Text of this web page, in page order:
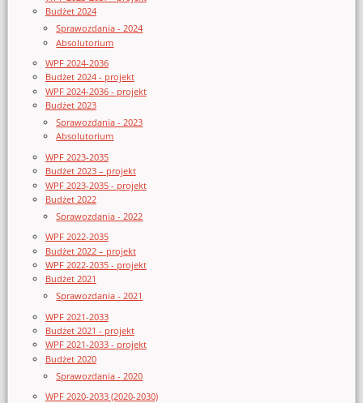
Budżet 2024
Sprawozdania - 2024
Absolutorium
WPF 2024-2036
Budżet 2024 - projekt
WPF 2024-2036 - projekt
Budżet 2023
Sprawozdania - 2023
Absolutorium
WPF 2023-2035
Budżet 2023 – projekt
WPF 2023-2035 - projekt
Budżet 2022
Sprawozdania - 2022
WPF 2022-2035
Budżet 2022 – projekt
WPF 2022-2035 - projekt
Budżet 2021
Sprawozdania - 2021
WPF 2021-2033
Budżet 2021 - projekt
WPF 2021-2033 - projekt
Budżet 2020
Sprawozdania - 2020
WPF 2020-2033 (2020-2030)